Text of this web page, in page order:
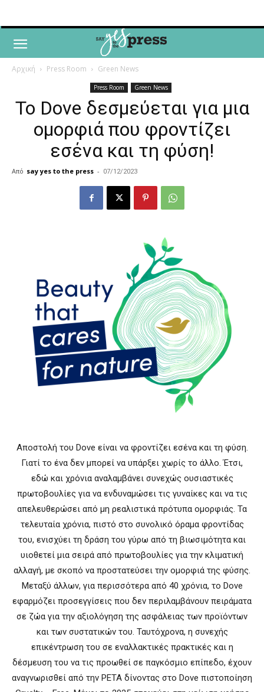
Αρχική Press Room Green News
Press Room Green News
Το Dove δεσμεύεται για μια
ομορφιά που φροντίζει
εσένα και τη φύση!
Από say yes to the press - 07/12/2023
Αποστολή του Dove είναι να φροντίζει εσένα και τη φύση.
Γιατί το ένα δεν μπορεί να υπάρξει χωρίς το άλλο. Έτσι,
εδώ και χρόνια αναλαμβάνει συνεχώς ουσιαστικές
πρωτοβουλίες για να ενδυναμώσει τις γυναίκες και να τις
απελευθερώσει από μη ρεαλιστικά πρότυπα ομορφιάς. Τα
τελευταία χρόνια, πιστό στο συνολικό όραμα φροντίδας
του, ενισχύει τη δράση του γύρω από τη βιωσιμότητα και
υιοθετεί μια σειρά από πρωτοβουλίες για την κλιματική
αλλαγή, με σκοπό να προστατεύσει την ομορφιά της φύσης.
Μεταξύ άλλων, για περισσότερα από 40 χρόνια, το Dove
εφαρμόζει προσεγγίσεις που δεν περιλαμβάνουν πειράματα
σε ζώα για την αξιολόγηση της ασφάλειας των προϊόντων
και των συστατικών του. Ταυτόχρονα, η συνεχής
επικέντρωση του σε εναλλακτικές πρακτικές και η
δέσμευση του να τις προωθεί σε παγκόσμιο επίπεδο, έχουν
αναγνωρισθεί από την PETA δίνοντας στο Dove πιστοποίηση